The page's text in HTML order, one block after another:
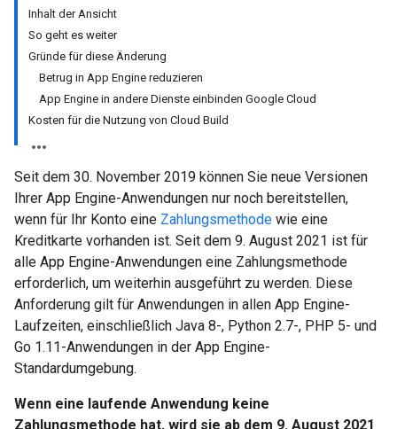
Inhalt der Ansicht
So geht es weiter
Gründe für diese Änderung
Betrug in App Engine reduzieren
App Engine in andere Dienste einbinden Google Cloud
Kosten für die Nutzung von Cloud Build
Seit dem 30. November 2019 können Sie neue Versionen
Ihrer App Engine-Anwendungen nur noch bereitstellen,
wenn für Ihr Konto eine Zahlungsmethode wie eine
Kreditkarte vorhanden ist. Seit dem 9. August 2021 ist für
alle App Engine-Anwendungen eine Zahlungsmethode
erforderlich, um weiterhin ausgeführt zu werden. Diese
Anforderung gilt für Anwendungen in allen App Engine-
Laufzeiten, einschließlich Java 8-, Python 2.7-, PHP 5- und
Go 1.11-Anwendungen in der App Engine-
Standardumgebung.
Wenn eine laufende Anwendung keine
Zahlungsmethode hat, wird sie ab dem 9. August 2021